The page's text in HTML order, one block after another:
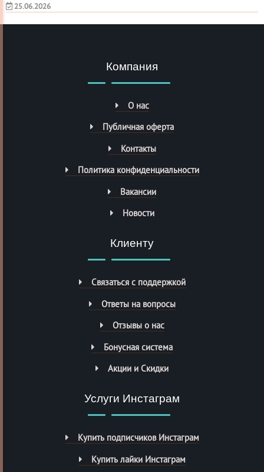
25.06.2026
Компания
О нас
Публичная оферта
Контакты
Политика конфиденциальности
Вакансии
Новости
Клиенту
Связаться с поддержкой
Ответы на вопросы
Отзывы о нас
Бонусная система
Акции и Скидки
Услуги Инстаграм
Купить подписчиков Инстаграм
Купить лайки Инстаграм